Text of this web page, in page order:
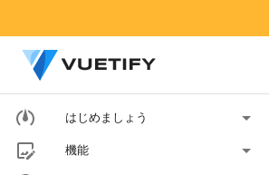
はじめましょう
機能